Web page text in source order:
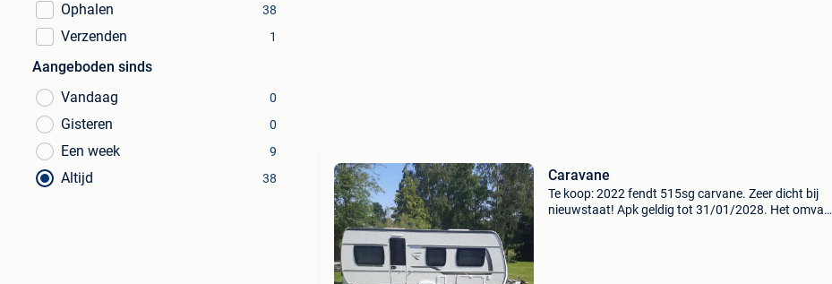
Ophalen
38
Verzenden 1
Aangeboden sinds
Vandaag
0
Gisteren 0
Een week 9
Altijd 38 Caravane
Te koop: 2022 fendt 515sg carvane. Zeer dicht bij
nieuwstaat! Apk geldig tot 31/01/2028. Het omvat: